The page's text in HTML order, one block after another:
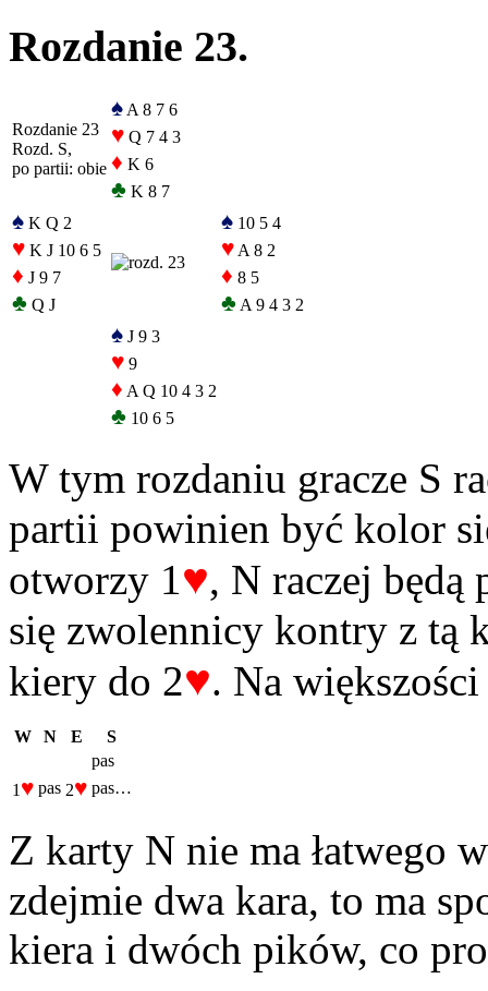
Rozdanie 23.
Rozdanie 23
Rozd. S,
po partii: obie
♠ A 8 7 6
♥ Q 7 4 3
♦ K 6
♣ K 8 7
♠ K Q 2
♥ K J 10 6 5
♦ J 9 7
♣ Q J
♠ 10 5 4
♥ A 8 2
♦ 8 5
♣ A 9 4 3 2
♠ J 9 3
♥ 9
♦ A Q 10 4 3 2
♣ 10 6 5
W tym rozdaniu gracze S
partii powinien być kolor
otworzy 1♥, N raczej będą
się zwolennicy kontry z tą
kiery do 2♥. Na
W N E
S
pas
1 ♥ pas 2♥ pas…
Z karty N nie ma łatwego
zdejmie dwa kara, to ma
kiera i dwóch pików, co